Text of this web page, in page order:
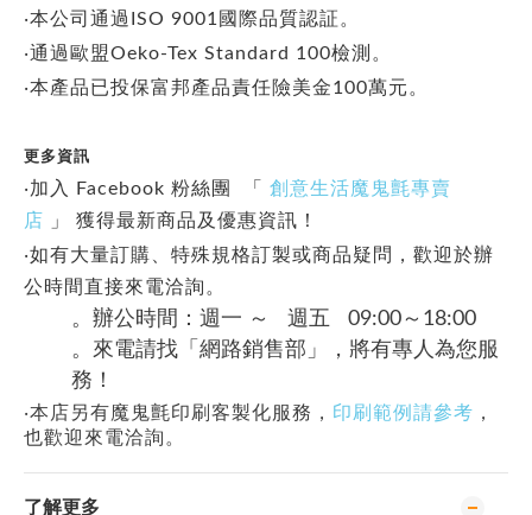
‧本公司通過ISO 9001國際品質認証。
‧通過歐盟Oeko-Tex Standard 100檢測。
‧本產品已投保富邦產品責任險美金100萬元。
更多資訊
‧加入 Facebook 粉絲團 「
創意生活魔鬼氈專賣
店
」 獲得最新商品及優惠資訊！
‧如有大量訂購、特殊規格訂製或商品疑問，歡迎於辦
公時間直接來電洽詢。
。辦公時間：週一 ～ 週五 09:00～18:00
。來電請找「網路銷售部」，將有專人為您服
務！
‧本店另有魔鬼氈印刷客製化服務， 印刷範例請參考 ，
也歡迎來電洽詢。
了解更多